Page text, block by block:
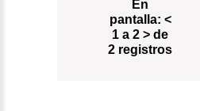
En
pantalla: <
1 a 2 > de
2 registros